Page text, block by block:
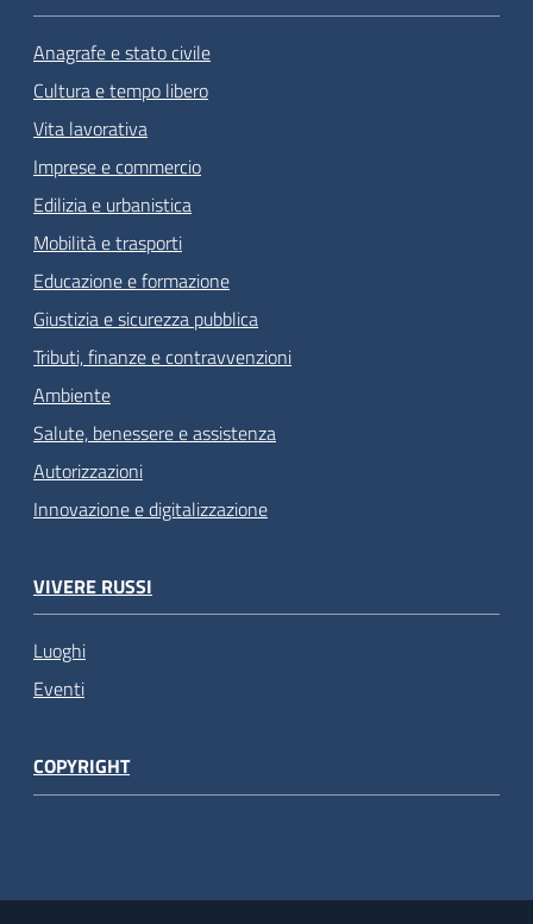
Anagrafe e stato civile
Cultura e tempo libero
Vita lavorativa
Imprese e commercio
Edilizia e urbanistica
Mobilità e trasporti
Educazione e formazione
Giustizia e sicurezza pubblica
Tributi, finanze e contravvenzioni
Ambiente
Salute, benessere e assistenza
Autorizzazioni
Innovazione e digitalizzazione
VIVERE RUSSI
Luoghi
Eventi
COPYRIGHT